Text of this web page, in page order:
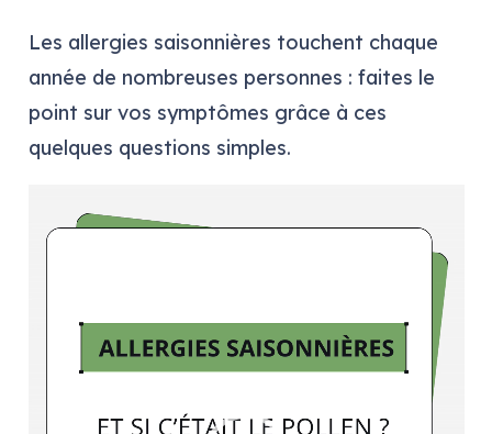
Les allergies saisonnières touchent chaque
année de nombreuses personnes : faites le
point sur vos symptômes grâce à ces
quelques questions simples.
vidéo